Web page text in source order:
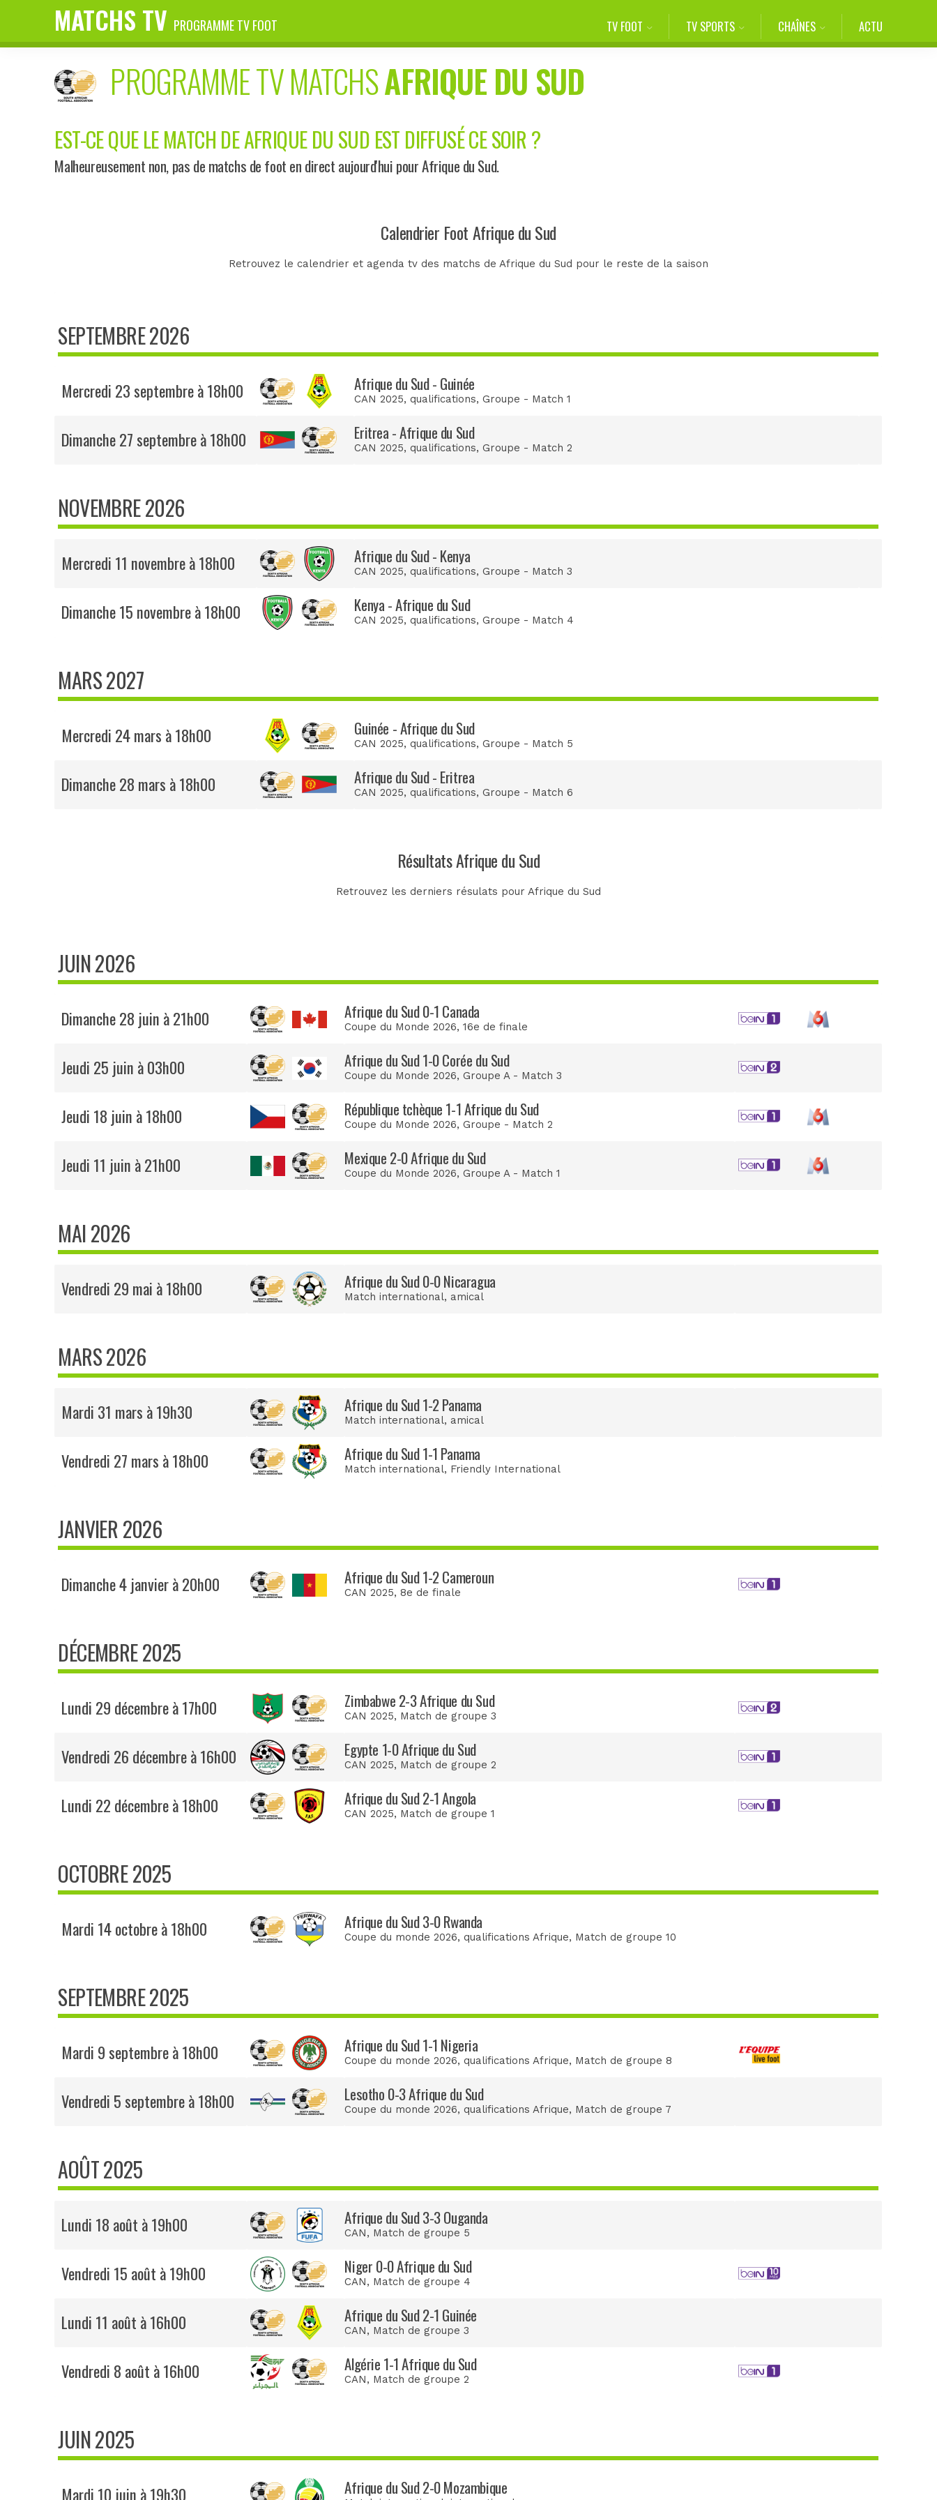
MATCHS TV PROGRAMME TV FOOT TV FOOT TV SPORTS CHAÎNES ACTU
PROGRAMME TV MATCHSAFRIQUE DU SUD
EST-CE QUE LE MATCH DE AFRIQUE DU SUD EST DIFFUSÉ CE SOIR ?
Malheureusement non, pas de matchs de foot en direct aujourd'hui pour Afrique du Sud.
Calendrier Foot Afrique du Sud
Retrouvez le calendrier et agenda tv des matchs de Afrique du Sud pour le reste de la saison
SEPTEMBRE 2026
Mercredi 23 septembre à 18h00 Afrique du Sud - Guinée
CAN 2025, qualifications, Groupe - Match 1
Dimanche 27 septembre à 18h00 Eritrea - Afrique du Sud
CAN 2025, qualifications, Groupe - Match 2
NOVEMBRE 2026
Mercredi 11 novembre à 18h00 Afrique du Sud - Kenya
CAN 2025, qualifications, Groupe - Match 3
Dimanche 15 novembre à 18h00 Kenya - Afrique du Sud
CAN 2025, qualifications, Groupe - Match 4
MARS 2027
Mercredi 24 mars à 18h00 Guinée - Afrique du Sud
CAN 2025, qualifications, Groupe - Match 5
Dimanche 28 mars à 18h00 Afrique du Sud - Eritrea
CAN 2025, qualifications, Groupe - Match 6
Résultats Afrique du Sud
Retrouvez les derniers résulats pour Afrique du Sud
JUIN 2026
Dimanche 28 juin à 21h00 Afrique du Sud 0-1 Canada
Coupe du Monde 2026, 16e de finale
Jeudi 25 juin à 03h00 Afrique du Sud 1-0 Corée du Sud
Coupe du Monde 2026, Groupe A - Match 3
Jeudi 18 juin à 18h00 République tchèque 1-1 Afrique du Sud
Coupe du Monde 2026, Groupe - Match 2
Jeudi 11 juin à 21h00 Mexique 2-0 Afrique du Sud
Coupe du Monde 2026, Groupe A - Match 1
MAI 2026
Vendredi 29 mai à 18h00 Afrique du Sud 0-0 Nicaragua
Match international, amical
MARS 2026
Mardi 31 mars à 19h30 Afrique du Sud 1-2 Panama
Match international, amical
Vendredi 27 mars à 18h00 Afrique du Sud 1-1 Panama
Match international, Friendly International
JANVIER 2026
Dimanche 4 janvier à 20h00 Afrique du Sud 1-2 Cameroun
CAN 2025, 8e de finale
DÉCEMBRE 2025
Lundi 29 décembre à 17h00 Zimbabwe 2-3 Afrique du Sud
CAN 2025, Match de groupe 3
Vendredi 26 décembre à 16h00 Egypte 1-0 Afrique du Sud
CAN 2025, Match de groupe 2
Lundi 22 décembre à 18h00 Afrique du Sud 2-1 Angola
CAN 2025, Match de groupe 1
OCTOBRE 2025
Mardi 14 octobre à 18h00 Afrique du Sud 3-0 Rwanda
Coupe du monde 2026, qualifications Afrique, Match de groupe 10
SEPTEMBRE 2025
Mardi 9 septembre à 18h00 Afrique du Sud 1-1 Nigeria
Coupe du monde 2026, qualifications Afrique, Match de groupe 8
Vendredi 5 septembre à 18h00 Lesotho 0-3 Afrique du Sud
Coupe du monde 2026, qualifications Afrique, Match de groupe 7
AOÛT 2025
Lundi 18 août à 19h00 Afrique du Sud 3-3 Ouganda
CAN, Match de groupe 5
Vendredi 15 août à 19h00 Niger 0-0 Afrique du Sud
CAN, Match de groupe 4
Lundi 11 août à 16h00 Afrique du Sud 2-1 Guinée
CAN, Match de groupe 3
Vendredi 8 août à 16h00 Algérie 1-1 Afrique du Sud
CAN, Match de groupe 2
JUIN 2025
Mardi 10 juin à 19h30 Afrique du Sud 2-0 Mozambique